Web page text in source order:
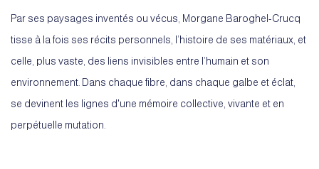
Par ses paysages inventés ou vécus, Morgane Baroghel-Crucq
tisse à la fois ses récits personnels, l’histoire de ses matériaux, et
celle, plus vaste, des liens invisibles entre l’humain et son
environnement. Dans chaque fibre, dans chaque galbe et éclat,
se devinent les lignes d'une mémoire collective, vivante et en
perpétuelle mutation.